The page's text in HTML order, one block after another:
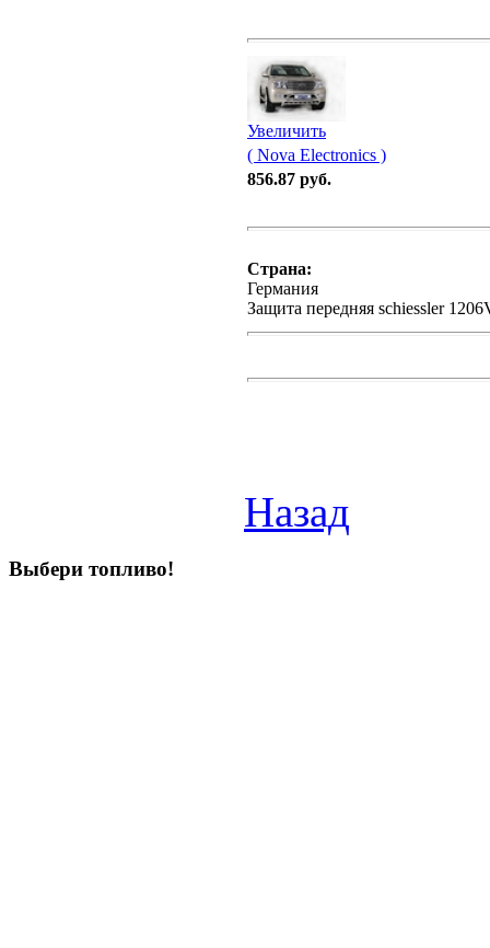
Увеличить
( Nova Electronics )
856.87 руб.
Страна:
Германия
Защита передняя schiessler
Назад
Выбери топливо!